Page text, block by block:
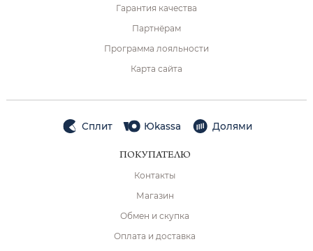
Гарантия качества
Партнёрам
Программа лояльности
Карта сайта
Сплит Юkassa Долями
ПОКУПАТЕЛЮ
Контакты
Магазин
Обмен и скупка
Оплата и доставка